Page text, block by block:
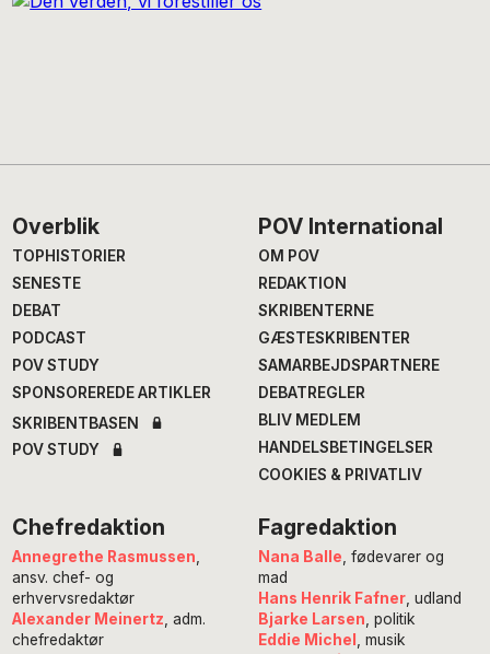
Footer
Overblik
TOPHISTORIER
SENESTE
DEBAT
PODCAST
POV STUDY
SPONSOREREDE ARTIKLER
SKRIBENTBASEN
POV STUDY
POV International
OM POV
REDAKTION
SKRIBENTERNE
GÆSTESKRIBENTER
SAMARBEJDSPARTNERE
DEBATREGLER
BLIV MEDLEM
HANDELSBETINGELSER
COOKIES & PRIVATLIV
Chefredaktion
Annegrethe Rasmussen
ansv. chef- og
erhvervsredaktør
Alexander Meinertz , adm.
chefredaktør
Fagredaktion
Nana Balle , fødevarer og
mad
Hans Henrik Fafner, udland
Bjarke Larsen , politik
Eddie Michel
, musik